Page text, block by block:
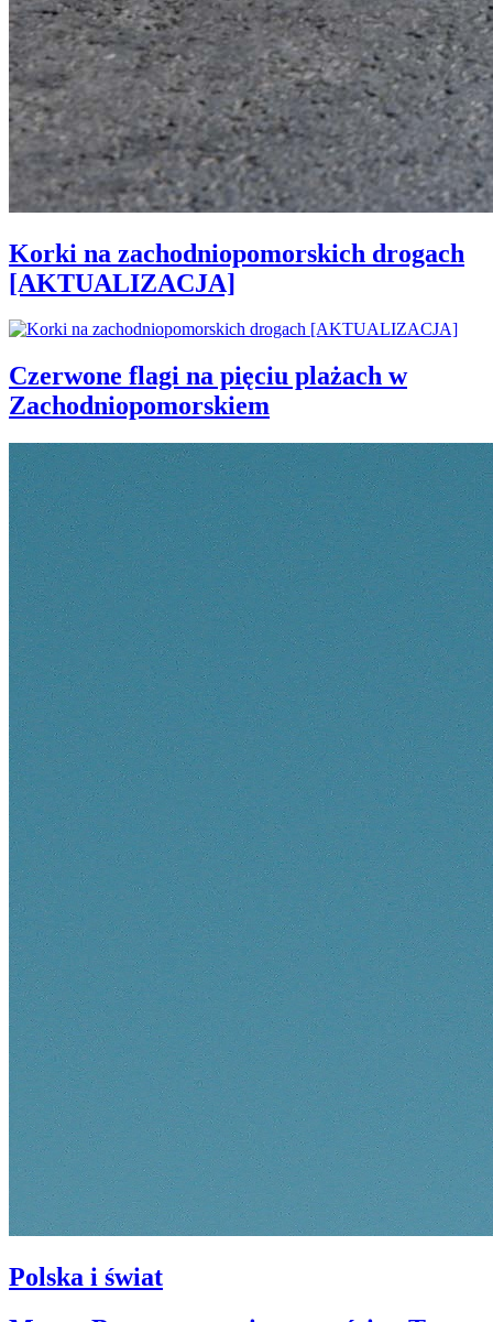
Korki na zachodniopomorskich drogach
[AKTUALIZACJA]
Czerwone flagi na pięciu plażach w
Zachodniopomorskiem
Polska i świat